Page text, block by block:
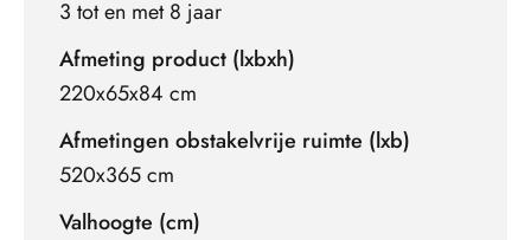
3 tot en met 8 jaar
Afmeting product (lxbxh)
220x65x84 cm
Afmetingen obstakelvrije ruimte (lxb)
520x365 cm
Valhoogte (cm)